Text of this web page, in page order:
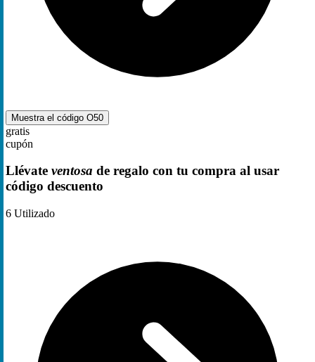
Muestra el código O50
gratis
cupón
Llévate ventosa de regalo con tu compra al usar
código descuento
6 Utilizado